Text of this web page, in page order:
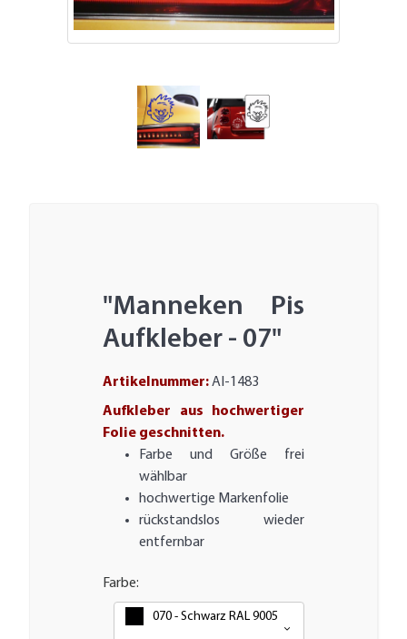
"Manneken Pis
Aufkleber - 07"
Artikelnummer:AI-1483
Aufkleber aus hochwertiger
Folie geschnitten.
Farbe und Größe frei
wählbar
hochwertige Markenfolie
rückstandslos wieder
entfernbar
Farbe:
070 - Schwarz RAL 9005